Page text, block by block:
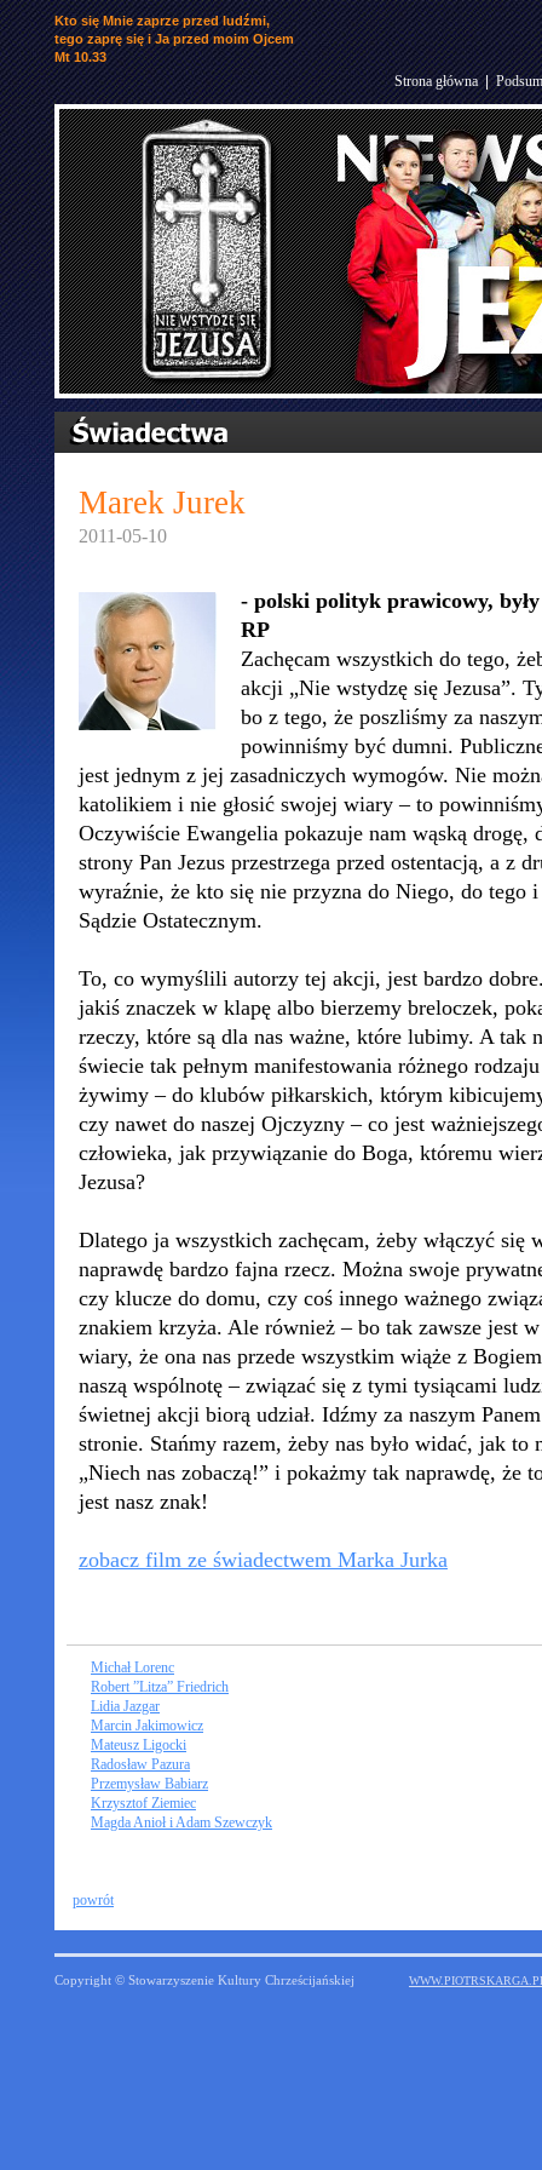
Kto się Mnie zaprze przed ludźmi,
tego zaprę się i Ja przed moim Ojcem
Mt 10.33
Strona główna|
Marek Jurek
2011-05-10
- polski polityk prawicowy,
RP
Zachęcam wszystkich do tego,
akcji „Nie wstydzę się Jezusa”.
bo z tego, że poszliśmy za
powinniśmy być dumni.
jest jednym z jej zasadniczych wymogów. Nie
katolikiem i nie głosić swojej wiary – to
Oczywiście Ewangelia pokazuje nam wąską drogę,
strony Pan Jezus przestrzega przed ostentacją, a z
wyraźnie, że kto się nie przyzna do Niego, do tego
Sądzie Ostatecznym.
To, co wymyślili autorzy tej akcji, jest bardzo
jakiś znaczek w klapę albo bierzemy breloczek,
rzeczy, które są dla nas ważne, które lubimy. A tak
świecie tak pełnym manifestowania różnego
żywimy – do klubów piłkarskich, którym
czy nawet do naszej Ojczyzny – co jest
człowieka, jak przywiązanie do Boga, któremu
Jezusa?
Dlatego ja wszystkich zachęcam, żeby włączyć się
naprawdę bardzo fajna rzecz. Można swoje
czy klucze do domu, czy coś innego ważnego
znakiem krzyża. Ale również – bo tak zawsze jest
wiary, że ona nas przede wszystkim wiąże z
naszą wspólnotę – związać się z tymi tysiącami
świetnej akcji biorą udział. Idźmy za naszym
stronie. Stańmy razem, żeby nas było widać, jak to
„Niech nas zobaczą!” i pokażmy tak naprawdę, że
jest nasz znak!
zobacz film ze świadectwem Marka Jurka
Michał Lorenc
Robert ”Litza” Friedrich
Lidia Jazgar
Marcin Jakimowicz
Mateusz Ligocki
Radosław Pazura
Przemysław Babiarz
Krzysztof Ziemiec
Magda Anioł i Adam Szewczyk
powrót
Copyright © Stowarzyszenie Kultury Chrześcijańskiej